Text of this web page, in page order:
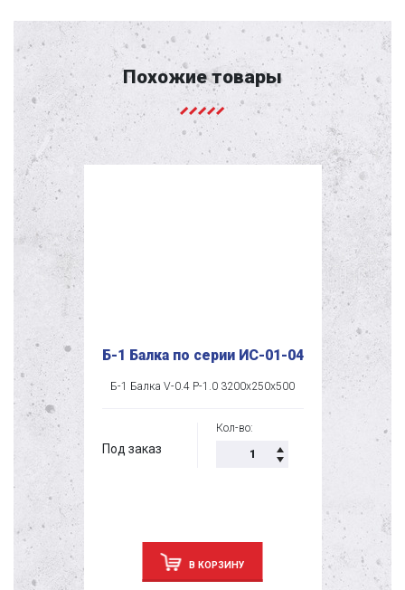
Похожие товары
Б-1 Балка по серии ИС-01-04
Б-1 Балка V-0.4 P-1.0 3200x250x500
Под заказ
Кол-во:
В КОРЗИНУ